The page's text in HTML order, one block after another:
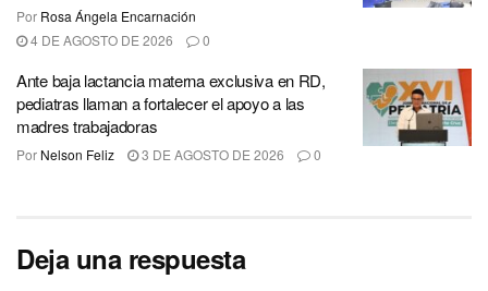
Por Rosa Ángela Encarnación
4 DE AGOSTO DE 2026
0
Ante baja lactancia materna exclusiva en RD,
pediatras llaman a fortalecer el apoyo a las
madres trabajadoras
Por Nelson Feliz 3 DE AGOSTO DE 2026 0
Deja una respuesta